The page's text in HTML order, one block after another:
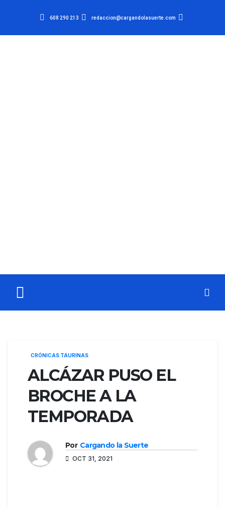
608 290 213 redaccion@cargandolasuerte.com
CRÓNICAS TAURINAS
ALCÁZAR PUSO EL
BROCHE A LA
TEMPORADA
Por Cargando la Suerte
OCT 31, 2021